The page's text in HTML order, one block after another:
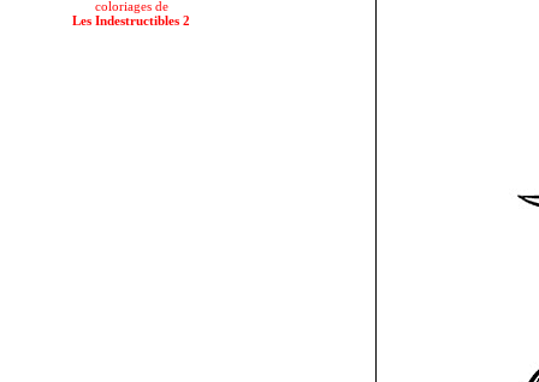
coloriages de
Les Indestructibles 2